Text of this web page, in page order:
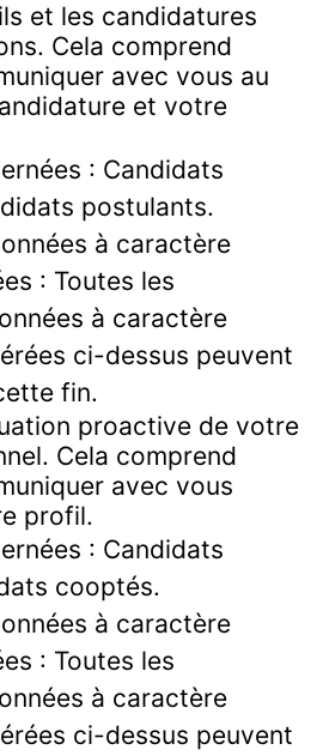
et les candidatures
Cela comprend
avec vous au
et votre
: Candidats
postulants.
à caractère
: Toutes les
à caractère
ci-dessus peuvent
fin.
proactive de votre
Cela comprend
avec vous
profil.
: Candidats
cooptés.
à caractère
: Toutes les
à caractère
ci-dessus peuvent